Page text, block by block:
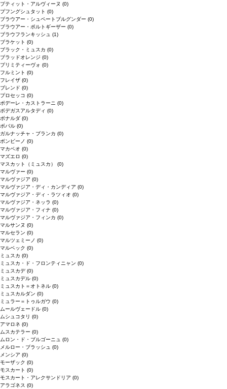
プティット・アルヴィーヌ (0)
プフングシュタット (0)
ブラウアー・シュペートブルグンダー (0)
ブラウアー・ポルトギーザー (0)
ブラウフランキッシュ (1)
ブラケット (0)
ブラック・ミュスカ (0)
ブラッドオレンジ (0)
プリミティーヴォ (0)
フルミント (0)
フレイザ (0)
ブレンド (0)
プロセッコ (0)
ポデーレ・カストラーニ (0)
ボデガスアルタディ (0)
ボナルダ (0)
ボバル (0)
ガルナッチャ・ブランカ (0)
ボンビーノ (0)
マカベオ (0)
マズエロ (0)
マスカット（ミュスカ） (0)
マルヴァー (0)
マルヴァジア (0)
マルヴァジア・ディ・カンディア (0)
マルヴァジア・ディ・ラツィオ (0)
マルヴァジア・ネッラ (0)
マルヴァジア・フィナ (0)
マルヴァジア・フィンカ (0)
マルサンヌ (0)
マルセラン (0)
マルツェミーノ (0)
マルベック (0)
ミュスカ (0)
ミュスカ・ド・フロンティニャン (0)
ミュスカデ(0)
ミュスカデル (0)
ミュスカト＝オトネル (0)
ミュスカルダン (0)
ミュラー＝トゥルガウ (0)
ムールヴェードル (0)
ムシュコタリ (0)
アマロネ (0)
ムスカテラー (0)
ムロン・ド・ブルゴーニュ (0)
メルロー・ブラッシュ (0)
メンシア (0)
モーザック (0)
モスカート (0)
モスカート・アレクサンドリア (0)
アラゴネス (0)